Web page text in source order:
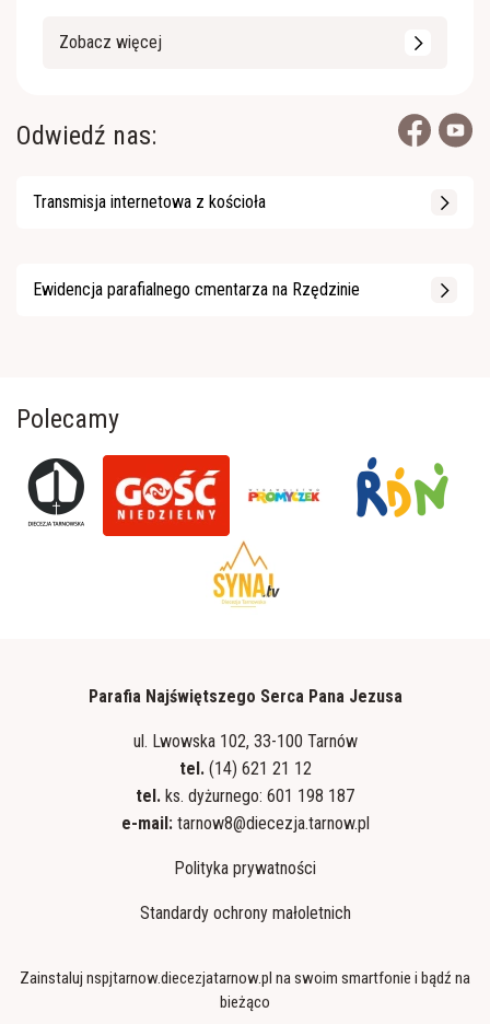
Zobacz więcej
Odwiedź nas:
Transmisja internetowa z kościoła
Ewidencja parafialnego cmentarza na Rzędzinie
Polecamy
Parafia Najświętszego Serca Pana Jezusa
ul. Lwowska 102, 33-100 Tarnów
tel. (14) 621 21 12
tel. ks. dyżurnego: 601 198 187
e-mail:tarnow8@diecezja.tarnow.pl
Polityka prywatności
Standardy ochrony małoletnich
Zainstaluj nspjtarnow.diecezjatarnow.pl na swoim smartfonie i bądź na
bieżąco